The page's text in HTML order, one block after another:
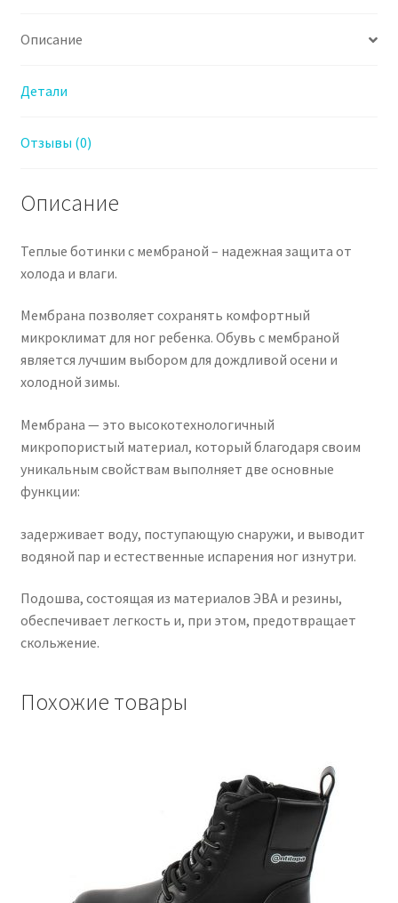
Описание
Детали
Отзывы (0)
Описание
Теплые ботинки с мембраной – надежная защита от
холода и влаги.
Мембрана позволяет сохранять комфортный
микроклимат для ног ребенка. Обувь с мембраной
является лучшим выбором для дождливой осени и
холодной зимы.
Мембрана — это высокотехнологичный
микропористый материал, который благодаря своим
уникальным свойствам выполняет две основные
функции:
задерживает воду, поступающую снаружи, и выводит
водяной пар и естественные испарения ног изнутри.
Подошва, состоящая из материалов ЭВА и резины,
обеспечивает легкость и, при этом, предотвращает
скольжение.
Похожие товары